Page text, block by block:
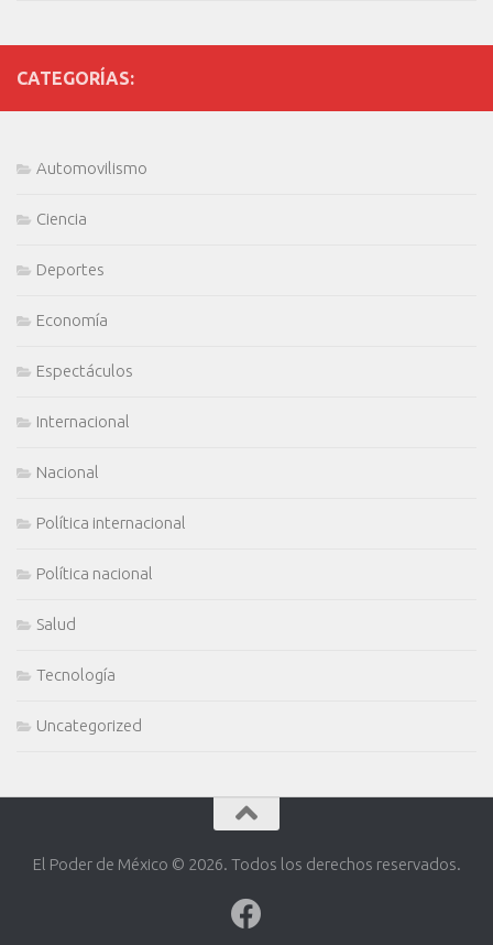
CATEGORÍAS:
Automovilismo
Ciencia
Deportes
Economía
Espectáculos
Internacional
Nacional
Política internacional
Política nacional
Salud
Tecnología
Uncategorized
El Poder de México © 2026. Todos los derechos reservados.